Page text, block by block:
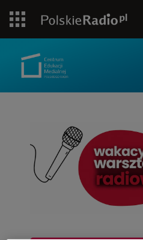
Jedynka
Dwójka
Czwórka
PR24